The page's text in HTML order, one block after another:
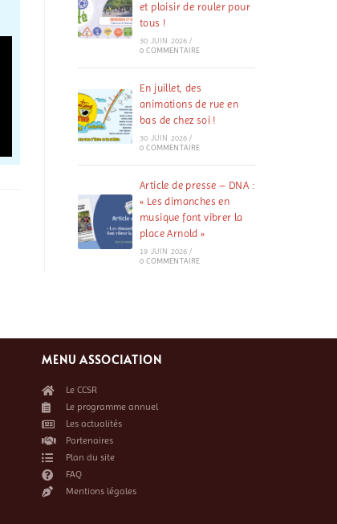
et plaisir de rouler pour
tous !
30 JUIN 2026 /
0 COMMENTAIRE
En juillet, des
animations de rue en
bas de chez soi !
30 JUIN 2026 /
0 COMMENTAIRE
Article de presse – DNA :
« Les dimanches en
musique font vibrer la
place Arnold »
19 JUIN 2026 /
0 COMMENTAIRE
MENU ASSOCIATION
Le CCSR
Le programme annuel
Les actualités
Partenaires
Plan du site
FAQ
Mentions légales